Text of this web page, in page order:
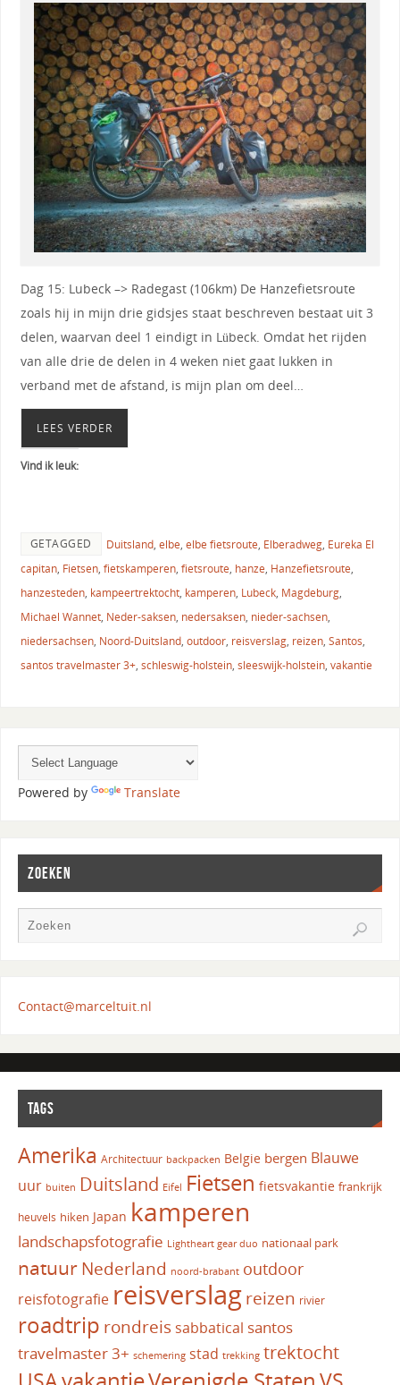
Dag 15: Lubeck –> Radegast (106km) De Hanzefietsroute
zoals hij in mijn drie gidsjes staat beschreven bestaat uit 3
delen, waarvan deel 1 eindigt in Lübeck. Omdat het rijden
van alle drie de delen in 4 weken niet gaat lukken in
verband met de afstand, is mijn plan om deel…
LEES VERDER
Vind ik leuk:
GETAGGED Duitsland, elbe, elbe fietsroute, Elberadweg, Eureka El
capitan, Fietsen, fietskamperen, fietsroute, hanze, Hanzefietsroute,
hanzesteden, kampeertrektocht, kamperen, Lubeck, Magdeburg,
Michael Wannet, Neder-saksen, nedersaksen, nieder-sachsen,
niedersachsen, Noord-Duitsland, outdoor, reisverslag, reizen, Santos,
santos travelmaster 3+, schleswig-holstein, sleeswijk-holstein, vakantie
Powered by Translate
ZOEKEN
Contact@marceltuit.nl
TAGS
Amerika Architectuur backpacken Belgie bergen Blauwe
uur buiten Duitsland Eifel Fietsen fietsvakantie frankrijk
heuvels hiken Japan kamperen
landschapsfotografie Lightheart gear duo nationaal park
natuur Nederland noord-brabant outdoor
reisfotografie reisverslag reizen rivier
roadtrip rondreis sabbatical santos
travelmaster 3+ schemering stad trekking trektocht